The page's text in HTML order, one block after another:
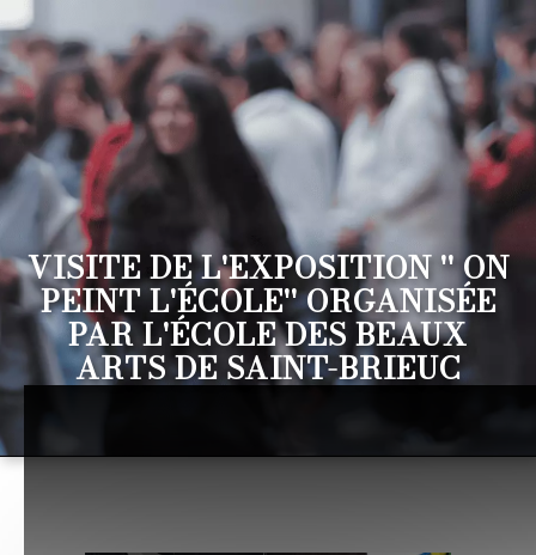
VISITE DE L'EXPOSITION '' ON
PEINT L'ÉCOLE'' ORGANISÉE
PAR L'ÉCOLE DES BEAUX
ARTS DE SAINT-BRIEUC